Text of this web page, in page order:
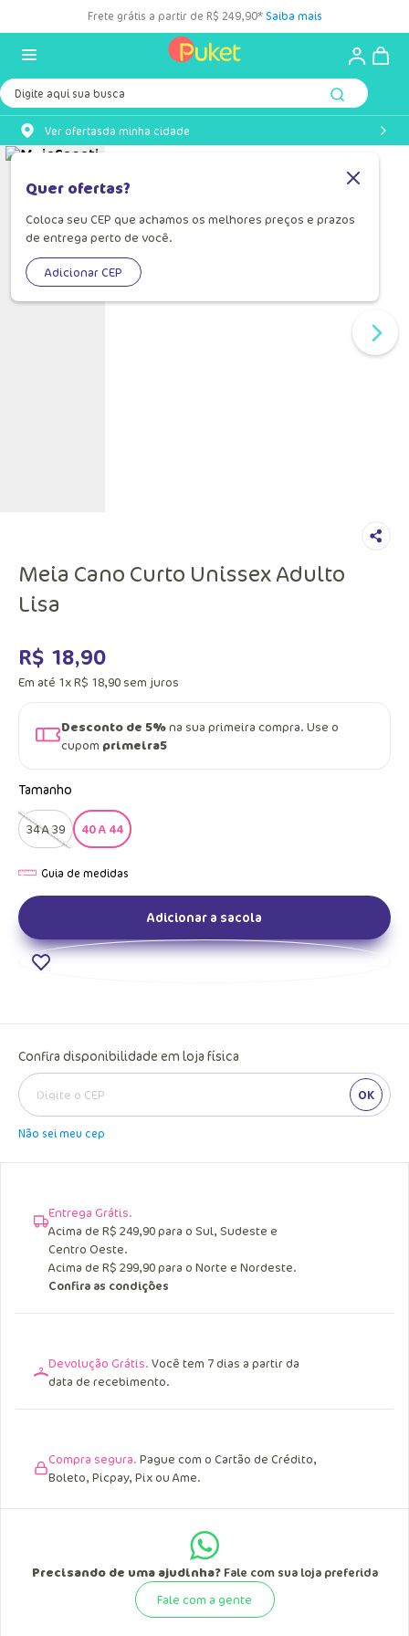
Frete grátis a partir de R$ 249,90* Saiba mais
Digite aqui sua busca
Ver ofertasda minha cidade
Quer ofertas?
Coloca seu CEP que achamos os melhores preços e prazos
de entrega perto de você.
Adicionar CEP
Meia Cano Curto Unissex Adulto
Lisa
R$ 18,90
Em até 1xR$ 18,90 sem juros
Desconto de 5%na sua primeira compra. Use o
cupom primeira5
Tamanho
34 A 39 40 A 44
Adicionar a sacola
Confira disponibilidade em loja física
OK
Não sei meu cep
Entrega Grátis.
Acima de R$ 249,90 para o Sul, Sudeste e
Centro Oeste.
Acima de R$ 299,90 para o Norte e Nordeste.
Confira as condições
Devolução Grátis. Você tem 7 dias a partir da
data de recebimento.
Compra segura. Pague com o Cartão de Crédito,
Boleto, Picpay, Pix ou Ame.
Precisando de uma ajudinha?Fale com sua loja preferida
Fale com a gente